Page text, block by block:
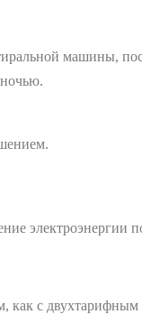
машины,
электроэнергии
как с двухтарифным